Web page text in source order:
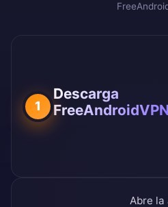
1
Descarga
FreeAndroidVPN
Abre la